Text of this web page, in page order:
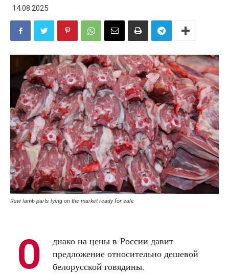
14.08.2025
Raw lamb parts lying on the market ready for sale
О
днако на цены в России давит
предложение относительно дешевой
белорусской говядины.